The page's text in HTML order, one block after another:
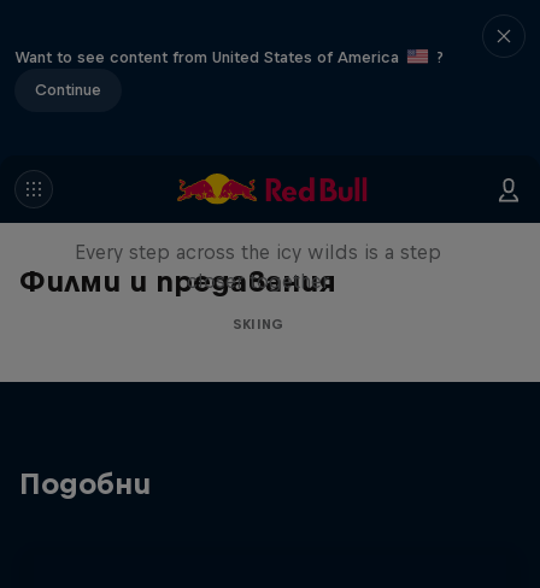
Want to see content from United States of America
?
Continue
Филми и предавания
A Baffin Vacation: Love on Ice
Every step across the icy wilds is a step
closer together
SKIING
Подобни